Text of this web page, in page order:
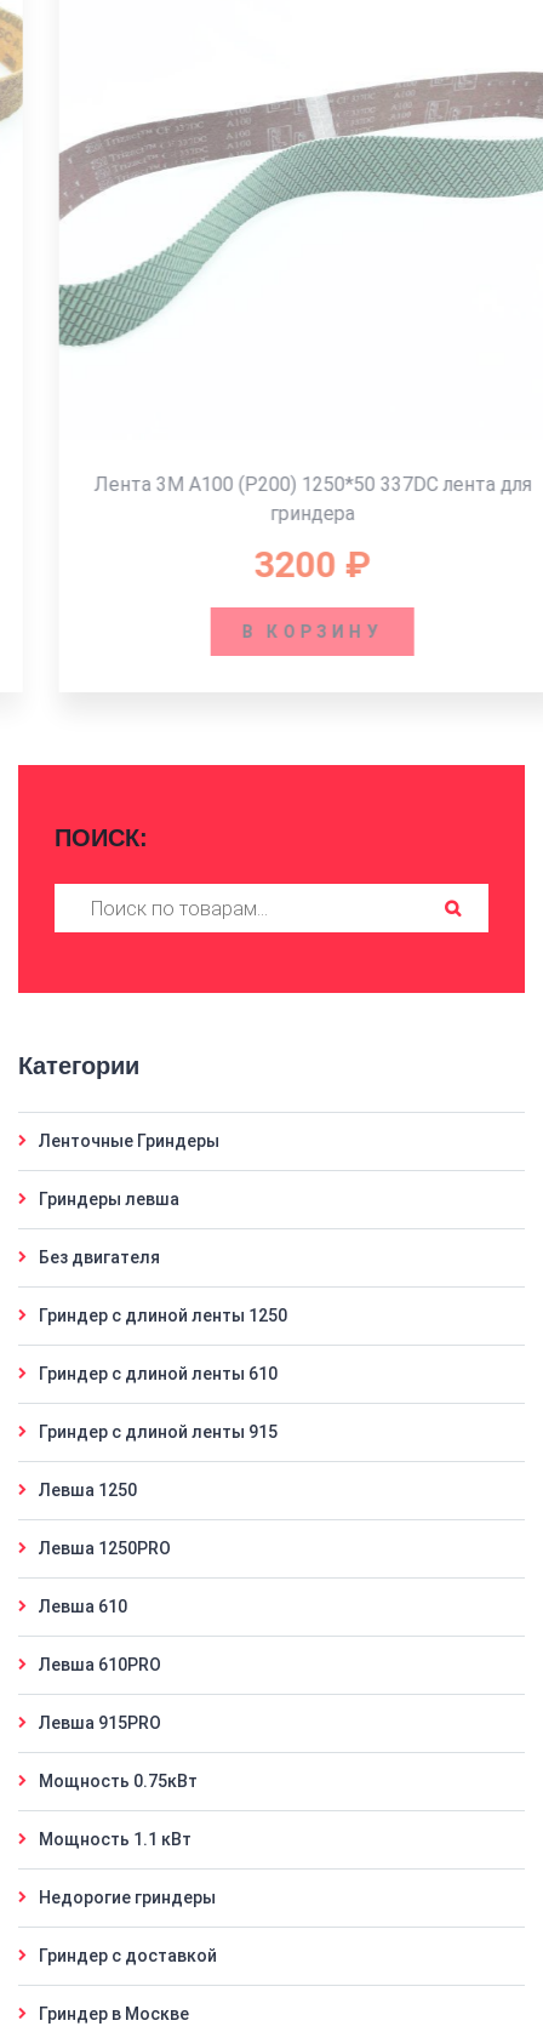
Лента 3M A100 (P200) 1250*50 337DC лента для
гриндера
3200₽
В КОРЗИНУ
ПОИСК:
Искать:
Категории
Ленточные Гриндеры
Гриндеры левша
Без двигателя
Гриндер с длиной ленты 1250
Гриндер с длиной ленты 610
Гриндер с длиной ленты 915
Левша 1250
Левша 1250PRO
Левша 610
Левша 610PRO
Левша 915PRO
Мощность 0.75кВт
Мощность 1.1 кВт
Недорогие гриндеры
Гриндер с доставкой
Гриндер в Москве